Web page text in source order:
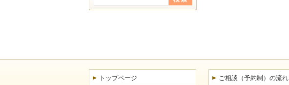
トップページ ご相談（予約制）の流れ